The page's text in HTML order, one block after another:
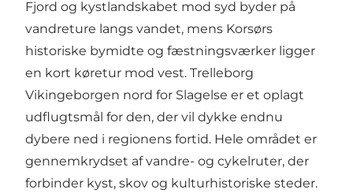
Fjord og kystlandskabet mod syd byder på
vandreture langs vandet, mens Korsørs
historiske bymidte og fæstningsværker ligger
en kort køretur mod vest. Trelleborg
Vikingeborgen nord for Slagelse er et oplagt
udflugtsmål for den, der vil dykke endnu
dybere ned i regionens fortid. Hele området er
gennemkrydset af vandre- og cykelruter, der
forbinder kyst, skov og kulturhistoriske steder.